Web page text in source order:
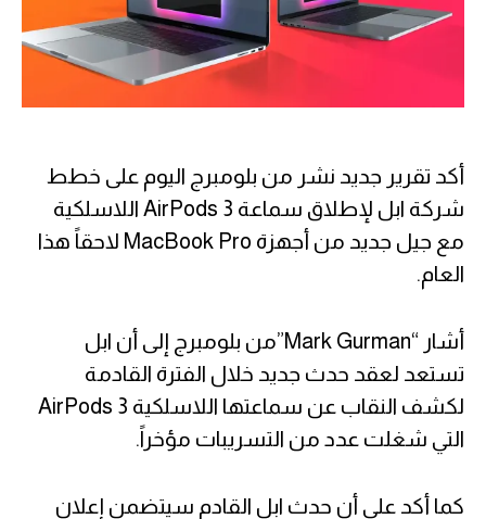
أكد تقرير جديد نشر من بلومبرج اليوم على خطط
شركة ابل لإطلاق سماعة AirPods 3 اللاسلكية
مع جيل جديد من أجهزة MacBook Pro لاحقاً هذا
العام.
أشار “Mark Gurman”من بلومبرج إلى أن ابل
تستعد لعقد حدث جديد خلال الفترة القادمة
لكشف النقاب عن سماعتها اللاسلكية AirPods 3
التي شغلت عدد من التسريبات مؤخراً.
كما أكد على أن حدث ابل القادم سيتضمن إعلان